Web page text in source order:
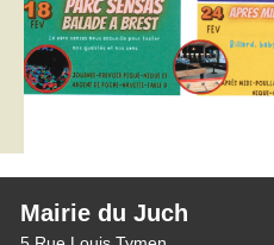
Mairie du Juch